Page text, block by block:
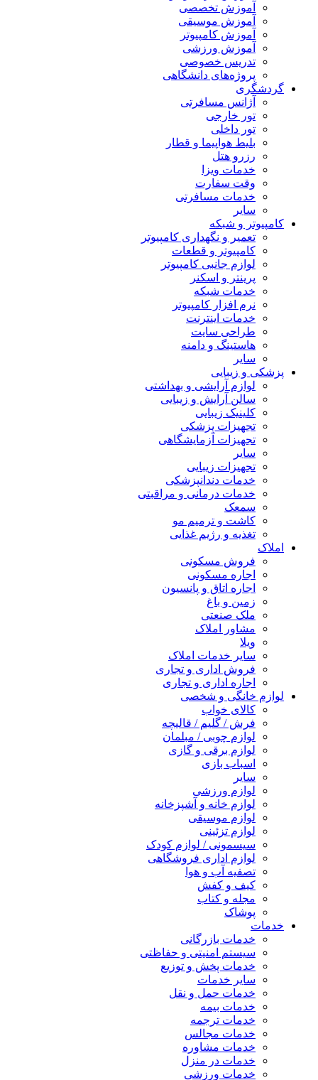
آموزش تخصصی
آموزش موسیقی
آموزش کامپیوتر
آموزش ورزشی
تدریس خصوصی
پروژه‌های دانشگاهی
گردشگری
آژانس مسافرتی
تور خارجی
تور داخلی
بلیط هواپیما و قطار
رزرو هتل
خدمات ویزا
وقت سفارت
خدمات مسافرتی
سایر
کامپیوتر و شبکه
تعمیر و نگهداری کامپیوتر
کامپیوتر و قطعات
لوازم جانبی کامپیوتر
پرینتر و اسکنر
خدمات شبکه
نرم افزار کامپیوتر
خدمات اینترنت
طراحی سایت
هاستینگ و دامنه
سایر
پزشکی و زیبایی
لوازم آرایشی و بهداشتی
سالن آرایش و زیبایی
کلینیک زیبایی
تجهیزات پزشکی
تجهیزات آزمایشگاهی
سایر
تجهیزات زیبایی
خدمات دندانپزشکی
خدمات درمانی و مراقبتی
سمعک
کاشت و ترمیم مو
تغذیه و رژیم غذایی
املاک
فروش مسکونی
اجاره مسکونی
اجاره اتاق و پانسیون
زمین و باغ
ملک صنعتی
مشاور املاک
ویلا
سایر خدمات املاک
فروش اداری و تجاری
اجاره اداری و تجاری
لوازم خانگی و شخصی
کالای خواب
فرش / گلیم / قالیچه
لوازم چوبی / مبلمان
لوازم برقی و گازی
اسباب بازی
سایر
لوازم ورزشی
لوازم خانه و آشپزخانه
لوازم موسیقی
لوازم تزئینی
سیسمونی / لوازم کودک
لوازم اداری فروشگاهی
تصفیه آب و هوا
کیف و کفش
مجله و کتاب
پوشاک
خدمات
خدمات بازرگانی
سیستم امنیتی و حفاظتی
خدمات پخش و توزیع
سایر خدمات
خدمات حمل و نقل
خدمات بیمه
خدمات ترجمه
خدمات مجالس
خدمات مشاوره
خدمات در منزل
خدمات ورزشی